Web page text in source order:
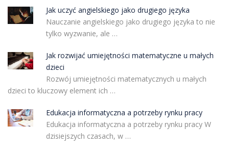
Jak uczyć angielskiego jako drugiego języka
Nauczanie angielskiego jako drugiego języka to nie
tylko wyzwanie, ale …
Jak rozwijać umiejętności matematyczne u małych
dzieci
Rozwój umiejętności matematycznych u małych
dzieci to kluczowy element ich …
Edukacja informatyczna a potrzeby rynku pracy
Edukacja informatyczna a potrzeby rynku pracy W
dzisiejszych czasach, w …